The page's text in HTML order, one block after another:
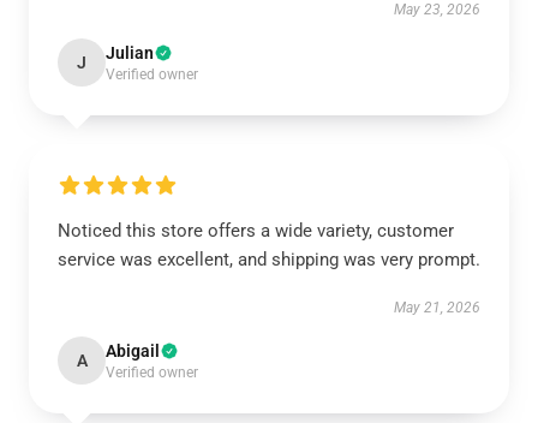
May 23, 2026
J Julian
Verified owner
Noticed this store offers a wide variety, customer
service was excellent, and shipping was very prompt.
May 21, 2026
A Abigail
Verified owner